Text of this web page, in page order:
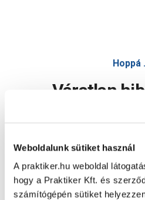
Weboldalunk sütiket használ
A praktiker.hu weboldal
hogy a Praktiker Kft. és
számítógépén sütiket
Hoppá
Váratlan
Oldal